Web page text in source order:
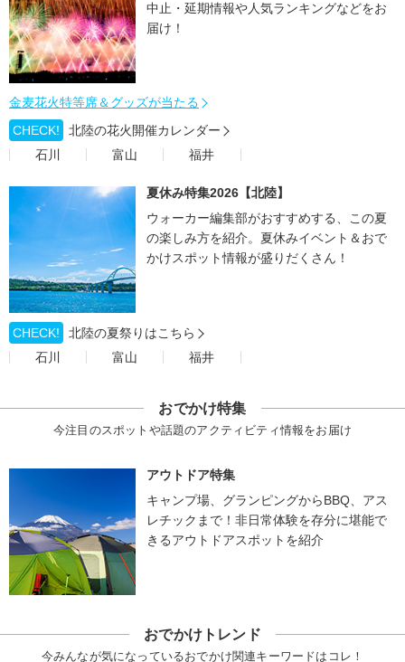
中止・延期情報や人気ランキングなどをお
届け！
金麦花火特等席＆グッズが当たる
CHECK!
北陸の花火開催カレンダー
石川
富山 福井
夏休み特集2026【北陸】
ウォーカー編集部がおすすめする、この夏
の楽しみ方を紹介。夏休みイベント＆おで
かけスポット情報が盛りだくさん！
CHECK!
北陸の夏祭りはこちら
石川
富山 福井
おでかけ特集
今注目のスポットや話題のアクティビティ情報をお届け
アウトドア特集
キャンプ場、グランピングからBBQ、アス
レチックまで！非日常体験を存分に堪能で
きるアウトドアスポットを紹介
おでかけトレンド
今みんなが気になっているおでかけ関連キーワードはコレ！